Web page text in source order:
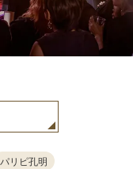
パリピ孔明